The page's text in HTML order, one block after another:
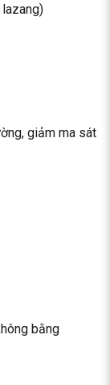
giảm ma sát
bằng